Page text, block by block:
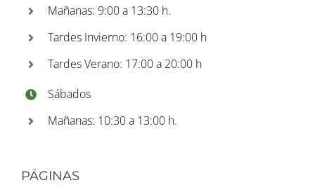
Mañanas: 9:00 a 13:30 h.
Tardes Invierno: 16:00 a 19:00 h
Tardes Verano: 17:00 a 20:00 h
Sábados
Mañanas: 10:30 a 13:00 h.
PÁGINAS